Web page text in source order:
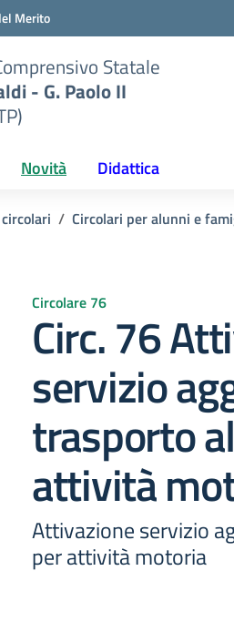
Merito
Statale
- G. Paolo II
Novità Didattica
Circolari per alunni e
Circolare 76
Circ. 76
servizio
trasporto
attività
Attivazione servizio
per attività motoria